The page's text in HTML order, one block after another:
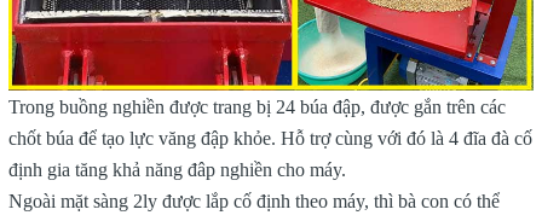
Trong buồng nghiền được trang bị 24 búa đập, được gắn trên các
chốt búa để tạo lực văng đập khỏe. Hỗ trợ cùng với đó là 4 đĩa đà cố
định gia tăng khả năng đâp nghiền cho máy.
Ngoài mặt sàng 2ly được lắp cố định theo máy, thì bà con có thể